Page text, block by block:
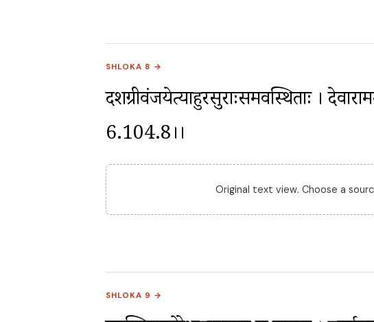
SHLOKA 8 →
दशग्रीवंजयेत्याहुरसुराःसमवस्थिताः ।
6.104.8।।
Original text view. Choose a
SHLOKA 9 →